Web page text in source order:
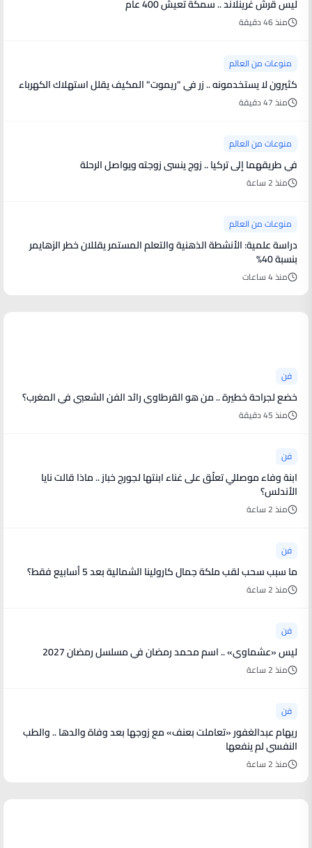
ليس قرش غرينلاند .. سمكة تعيش 400 عام
منذ 46 دقيقة
منوعات من العالم
كثيرون لا يستخدمونه .. زر في "ريموت" المكيف يقلل استهلاك الكهرباء
منذ 47 دقيقة
منوعات من العالم
في طريقهما إلى تركيا .. زوج ينسى زوجته ويواصل الرحلة
منذ 2 ساعة
منوعات من العالم
دراسة علمية: الأنشطة الذهنية والتعلم المستمر يقللان خطر الزهايمر
بنسبة 40%
منذ 4 ساعات
فن
خضع لجراحة خطيرة .. من هو القرطاوي رائد الفن الشعبي في المغرب؟
منذ 45 دقيقة
فن
ابنة وفاء موصللي تعلّق على غناء ابنتها لجورج خباز .. ماذا قالت نايا
الأندلس؟
منذ 2 ساعة
فن
ما سبب سحب لقب ملكة جمال كارولينا الشمالية بعد 5 أسابيع فقط؟
منذ 2 ساعة
فن
ليس «عشماوي» .. اسم محمد رمضان في مسلسل رمضان 2027
منذ 2 ساعة
فن
ريهام عبدالغفور «تعاملت بعنف» مع زوجها بعد وفاة والدها .. والطب
النفسي لم ينفعها
منذ 2 ساعة